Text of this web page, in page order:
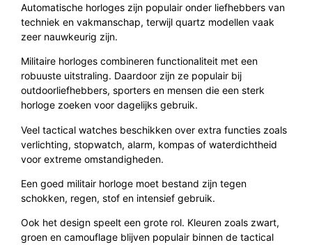
Automatische horloges zijn populair onder liefhebbers van
techniek en vakmanschap, terwijl quartz modellen vaak
zeer nauwkeurig zijn.
Militaire horloges combineren functionaliteit met een
robuuste uitstraling. Daardoor zijn ze populair bij
outdoorliefhebbers, sporters en mensen die een sterk
horloge zoeken voor dagelijks gebruik.
Veel tactical watches beschikken over extra functies zoals
verlichting, stopwatch, alarm, kompas of waterdichtheid
voor extreme omstandigheden.
Een goed militair horloge moet bestand zijn tegen
schokken, regen, stof en intensief gebruik.
Ook het design speelt een grote rol. Kleuren zoals zwart,
groen en camouflage blijven populair binnen de tactical